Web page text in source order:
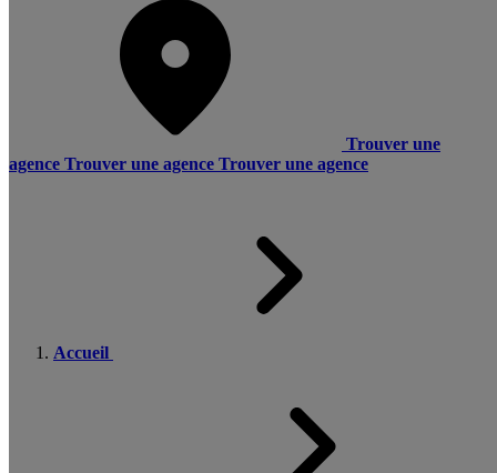
Trouver une
agence Trouver une agence Trouver une agence
Accueil